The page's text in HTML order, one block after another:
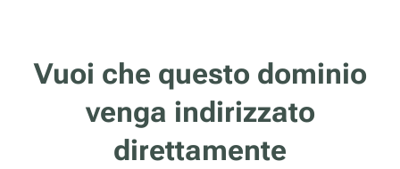
Vuoi che questo dominio
venga indirizzato
direttamente